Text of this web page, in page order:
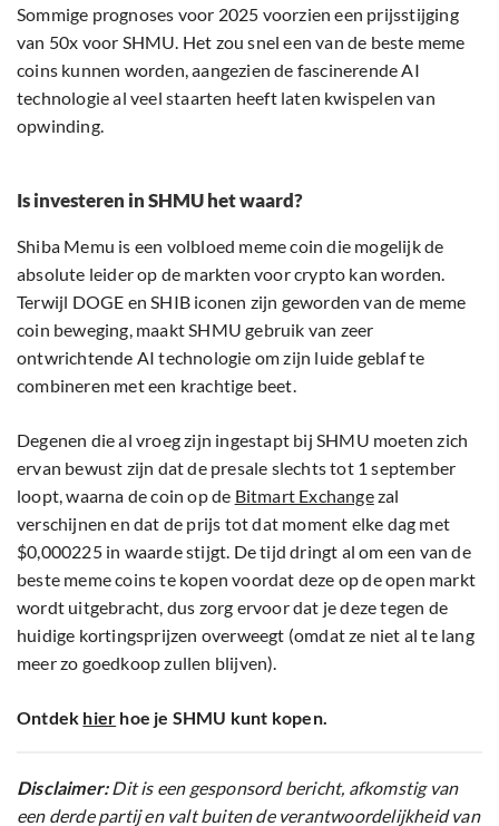
Sommige prognoses voor 2025 voorzien een prijsstijging
van 50x voor SHMU. Het zou snel een van de beste meme
coins kunnen worden, aangezien de fascinerende AI
technologie al veel staarten heeft laten kwispelen van
opwinding.
Is investeren in SHMU het waard?
Shiba Memu is een volbloed meme coin die mogelijk de
absolute leider op de markten voor crypto kan worden.
Terwijl DOGE en SHIB iconen zijn geworden van de meme
coin beweging, maakt SHMU gebruik van zeer
ontwrichtende AI technologie om zijn luide geblaf te
combineren met een krachtige beet.
Degenen die al vroeg zijn ingestapt bij SHMU moeten zich
ervan bewust zijn dat de presale slechts tot 1 september
loopt, waarna de coin op de Bitmart Exchangezal
verschijnen en dat de prijs tot dat moment elke dag met
$0,000225 in waarde stijgt. De tijd dringt al om een van de
beste meme coins te kopen voordat deze op de open markt
wordt uitgebracht, dus zorg ervoor dat je deze tegen de
huidige kortingsprijzen overweegt (omdat ze niet al te lang
meer zo goedkoop zullen blijven).
Ontdek hier hoe je SHMU kunt kopen.
Disclaimer:Dit is een gesponsord bericht, afkomstig van
een derde partij en valt buiten de verantwoordelijkheid van